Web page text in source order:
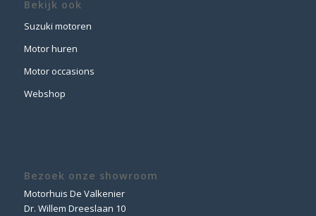
Bekijk ook
Suzuki motoren
Motor huren
Motor occasions
Webshop
Bezoek onze showroom
Motorhuis De Valkenier
Dr. Willem Dreeslaan 10